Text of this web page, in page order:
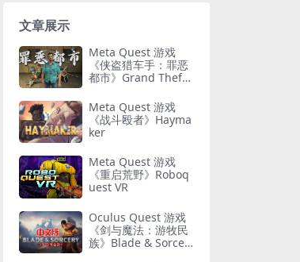
文章展示
Meta Quest 游戏
《侠盗猎车手：罪恶
都市》Grand Theft
Meta Quest 游戏
《战斗殴者》Hayma
ker
Meta Quest 游戏
《重启荒野》Roboq
uest VR
Oculus Quest 游戏
《剑与魔法：游牧民
族》Blade & Sorcer